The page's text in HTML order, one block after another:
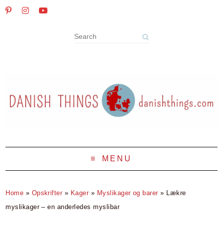
MENU
Home » Opskrifter » Kager » Myslikager og barer » Lækre
myslikager – en anderledes myslibar